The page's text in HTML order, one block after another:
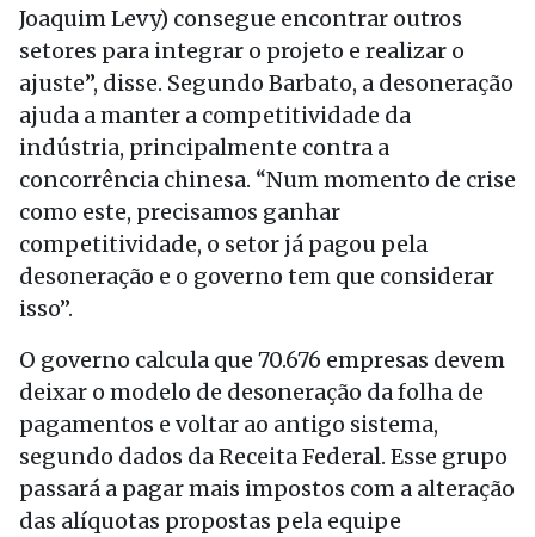
Joaquim Levy) consegue encontrar outros
setores para integrar o projeto e realizar o
ajuste”, disse. Segundo Barbato, a desoneração
ajuda a manter a competitividade da
indústria, principalmente contra a
concorrência chinesa. “Num momento de crise
como este, precisamos ganhar
competitividade, o setor já pagou pela
desoneração e o governo tem que considerar
isso”.
O governo calcula que 70.676 empresas devem
deixar o modelo de desoneração da folha de
pagamentos e voltar ao antigo sistema,
segundo dados da Receita Federal. Esse grupo
passará a pagar mais impostos com a alteração
das alíquotas propostas pela equipe